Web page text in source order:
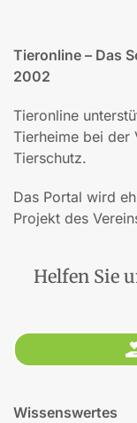
Tieronline – Das
2002
Tieronline
Tierheime bei der
Tierschutz.
Das Portal wird
Projekt des
Helfen Sie
Wissenswertes